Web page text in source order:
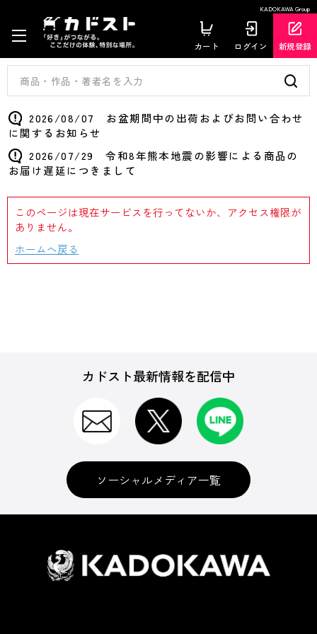
KADOKAWA Group
カート ログイン 新規登録
2026/08/07 お盆期間中の出荷およびお問い合わせ
に関するお知らせ
2026/07/29 令和8年熊本地震の影響による商品の
お届け遅延につきまして
このページは現在サービスを行ってないか、アクセス権限が
ありません。
ホームへ戻る
カドスト最新情報を配信中
ソーシャルメディア一覧